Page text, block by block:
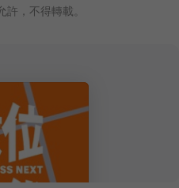
，不得轉載。